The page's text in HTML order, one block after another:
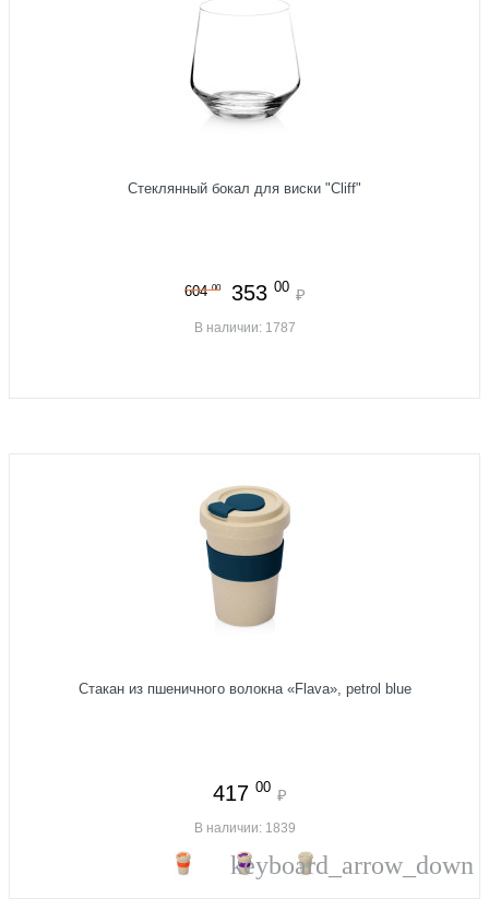
Стеклянный бокал для виски "Cliff"
604 00 353 00 ₽
В наличии: 1787
Стакан из пшеничного волокна «Flava», petrol blue
417 00 ₽
В наличии: 1839
keyboard_arrow_down